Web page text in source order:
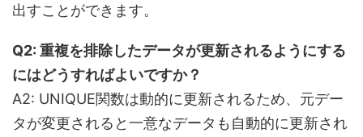
出すことができます。
Q2: 重複を排除したデータが更新されるようにする
にはどうすればよいですか？
A2: UNIQUE関数は動的に更新されるため、元デー
タが変更されると一意なデータも自動的に更新され